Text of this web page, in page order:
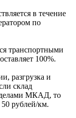
в течение
по
транспортными
100%.
разгрузка и
склад
МКАД, то
50 рублей/км.